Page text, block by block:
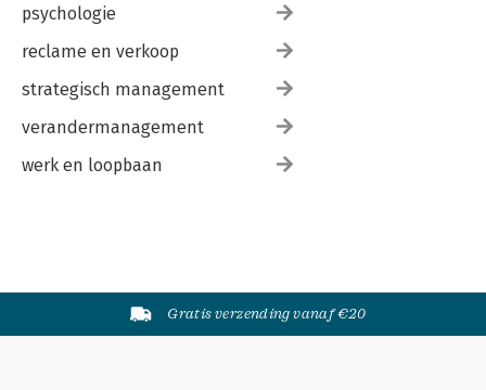
psychologie
reclame en verkoop
strategisch management
verandermanagement
werk en loopbaan
Gratis verzending vanaf €20